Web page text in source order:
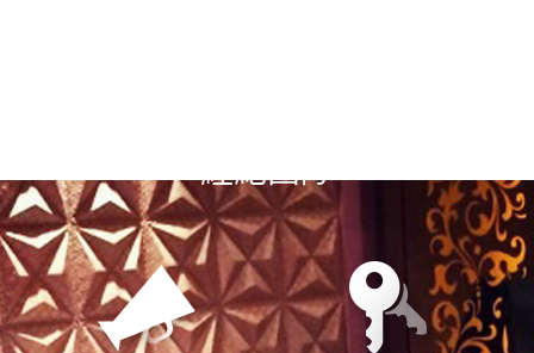
經紀團隊